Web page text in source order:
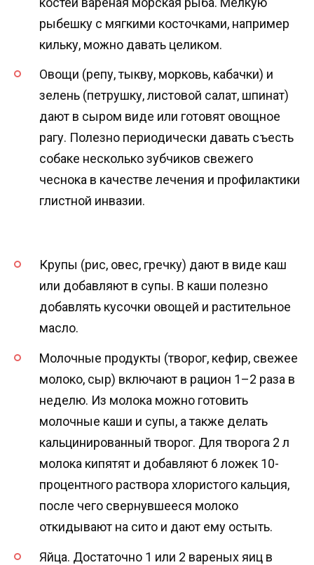
рыбешку с мягкими косточками, например
кильку, можно давать целиком.
Овощи (репу, тыкву, морковь, кабачки) и
зелень (петрушку, листовой салат, шпинат)
дают в сыром виде или готовят овощное
рагу. Полезно периодически давать съесть
собаке несколько зубчиков свежего
чеснока в качестве лечения и профилактики
глистной инвазии.
Крупы (рис, овес, гречку) дают в виде каш
или добавляют в супы. В каши полезно
добавлять кусочки овощей и растительное
масло.
Молочные продукты (творог, кефир, свежее
молоко, сыр) включают в рацион 1–2 раза в
неделю. Из молока можно готовить
молочные каши и супы, а также делать
кальцинированный творог. Для творога 2 л
молока кипятят и добавляют 6 ложек 10-
процентного раствора хлористого кальция,
после чего свернувшееся молоко
откидывают на сито и дают ему остыть.
Яйца. Достаточно 1 или 2 вареных яиц в